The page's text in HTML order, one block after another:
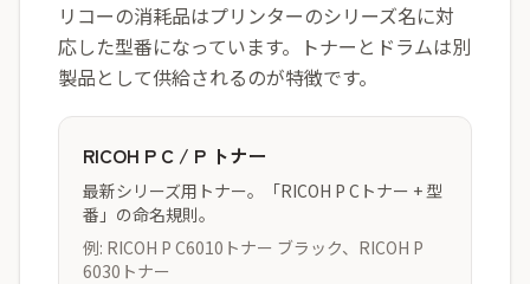
リコーの消耗品はプリンターのシリーズ名に対
応した型番になっています。トナーとドラムは別
製品として供給されるのが特徴です。
RICOH P C / P トナー
最新シリーズ用トナー。「RICOH P Cトナー + 型
番」の命名規則。
例: RICOH P C6010トナー ブラック、RICOH P
6030トナー